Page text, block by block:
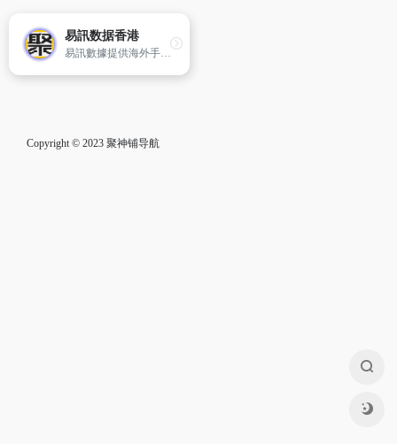
易訊数据香港
易訊數據提供海外手機和借用其他國家SIM卡 / Pocket Wifi / 翻譯機 / 運動相機 / 行李箱, 方便自由行或工幹。Esondata Company Limited (易讯数据有限公司)是一家提供租用海外手机和借用其他国家SIM卡/ Pocket Wifi 服务的公司。
Copyright © 2023 聚神铺导航